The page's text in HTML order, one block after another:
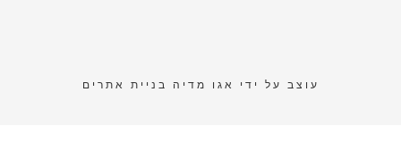
עוצב על ידי אגו מדיה בניית אתרים